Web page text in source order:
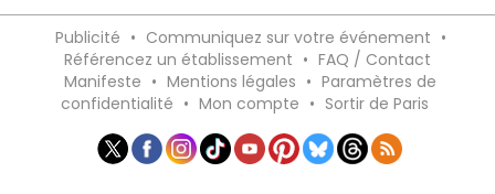
Publicité • Communiquez sur votre événement •
Référencez un établissement • FAQ / Contact
Manifeste • Mentions légales • Paramètres de
confidentialité • Mon compte • Sortir de Paris